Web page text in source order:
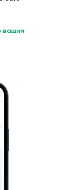
вашим